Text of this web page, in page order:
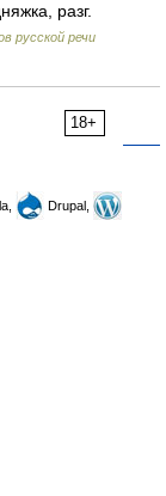
разг.
русской речи
18+
Drupal,